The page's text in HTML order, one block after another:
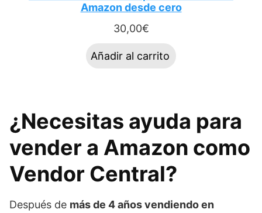
Amazon desde cero
30,00€
Añadir al carrito
¿Necesitas ayuda para
vender a Amazon como
Vendor Central?
Después de más de 4 años vendiendo en